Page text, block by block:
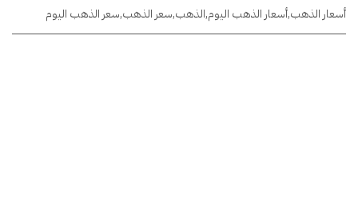
أسعار الذهب,أسعار الذهب اليوم,الذهب,سعر الذهب,سعر الذهب اليوم